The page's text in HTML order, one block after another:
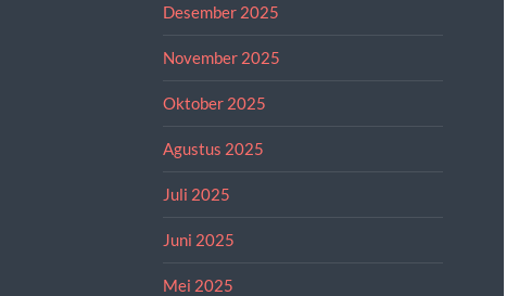
Desember 2025
November 2025
Oktober 2025
Agustus 2025
Juli 2025
Juni 2025
Mei 2025